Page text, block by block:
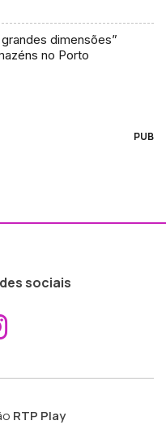
dimensões”
no Porto
PUB
sociais
ao
RTP Play